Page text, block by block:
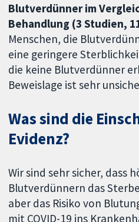
Blutverdünner im
Behandlung (3 Studien,
Menschen, die
eine geringere
die keine Blutverdünner
Beweislage ist sehr
Was sind die
Evidenz?
Wir sind sehr sicher, dass
Blutverdünnern das
aber das Risiko von
mit COVID-19 ins